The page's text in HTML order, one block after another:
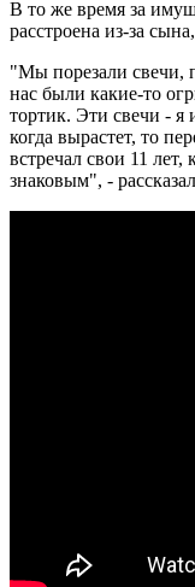
В то же время за
расстроена из-за
"Мы порезали свечи,
нас были какие-то
тортик. Эти свечи - я
когда вырастет, то
встречал свои 11
знаковым", -